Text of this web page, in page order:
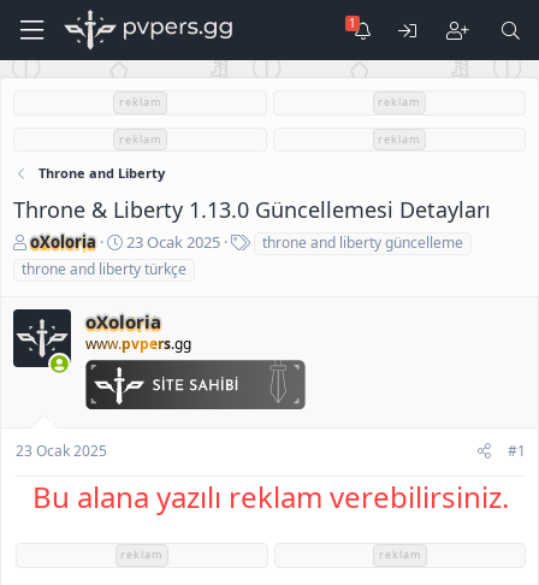
reklam reklam
reklam reklam
Throne and Liberty
Throne & Liberty 1.13.0 Güncellemesi Detayları
K
o
u
S
a
h
oXoloria
B
a
a
n
ı
ç
i
i
23 Ocak 2025
r
throne and liberty güncelleme
throne and liberty türkçe
oXoloria
www.pvpers.gg
23 Ocak 2025 #1
Bu alana yazılı reklam verebilirsiniz.
reklam reklam